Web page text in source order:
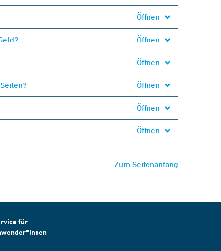
Öffnen
Öffnen
Öffnen
Öffnen
Öffnen
Öffnen
Zum Seitenanfang
für